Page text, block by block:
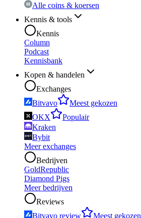
Alle coins & koersen
Kennis & tools
Kennis
Column
Podcast
Kennisbank
Kopen & handelen
Exchanges
Bitvavo
Meest gekozen
OKX
Populair
Kraken
Bybit
Meer exchanges
Bedrijven
GoldRepublic
Diamond Pigs
Meer bedrijven
Reviews
Bitvavo review
Meest gekozen